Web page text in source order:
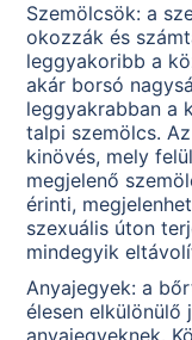
Szemölcsök: a
okozzák és
leggyakoribb a
akár borsó
leggyakrabban a
talpi szemölcs.
kinövés, mely
megjelenő
érinti,
szexuális úton
mindegyik
Anyajegyek: a
élesen